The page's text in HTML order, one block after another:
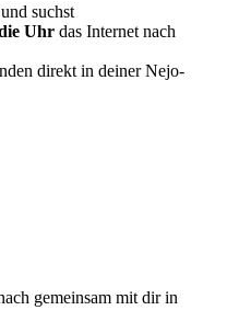
suchst
Uhr das Internet nach
direkt in deiner Nejo-
gemeinsam mit dir in